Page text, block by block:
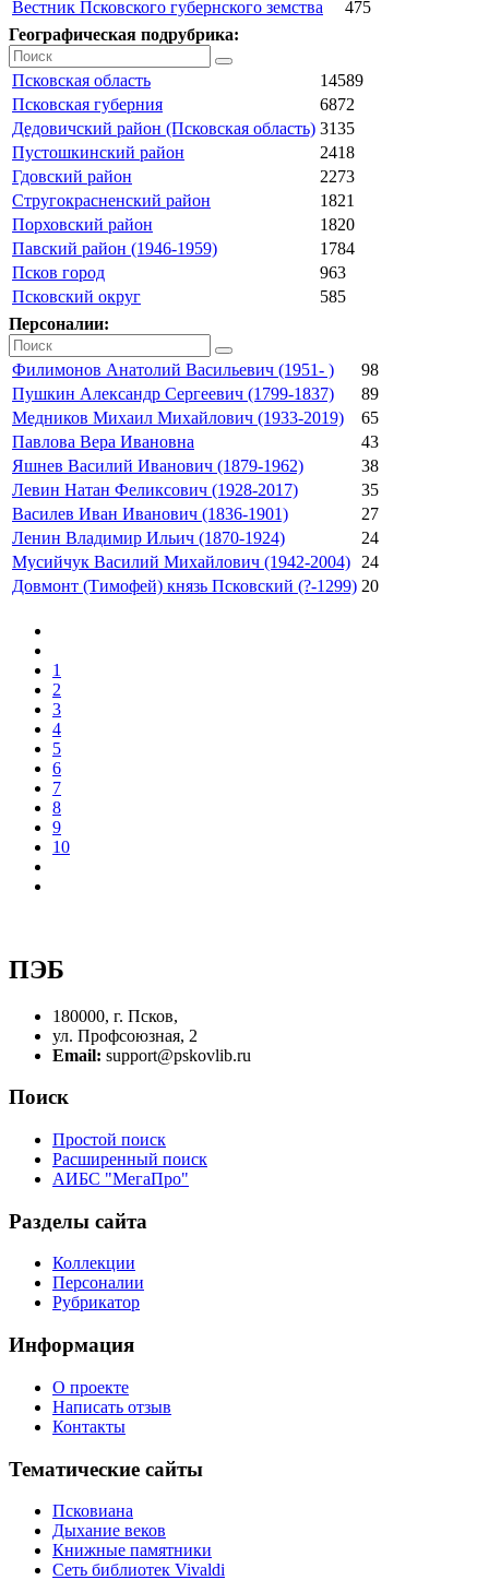
Вестник Псковского губернского земства
475
Географическая подрубрика:
Псковская область
14589
Псковская губерния
6872
Дедовичский район (Псковская область) 3135
Пустошкинский район
2418
Гдовский район
2273
Стругокрасненский район
1821
Порховский район
1820
Павский район (1946-1959)
1784
Псков город
963
Псковский округ
585
Персоналии:
Филимонов Анатолий Васильевич (1951- )
98
Пушкин Александр Сергеевич (1799-1837)
89
Медников Михаил Михайлович (1933-2019)
65
Павлова Вера Ивановна
43
Яшнев Василий Иванович (1879-1962)
38
Левин Натан Феликсович (1928-2017)
35
Василев Иван Иванович (1836-1901)
27
Ленин Владимир Ильич (1870-1924)
24
Мусийчук Василий Михайлович (1942-2004)
24
Довмонт (Тимофей) князь Псковский (?-1299) 20
1
2
3
4
5
6
7
8
9
10
ПЭБ
180000, г. Псков,
ул. Профсоюзная, 2
Email: support@pskovlib.ru
Поиск
Простой поиск
Расширенный поиск
АИБС "МегаПро"
Разделы сайта
Коллекции
Персоналии
Рубрикатор
Информация
О проекте
Написать отзыв
Контакты
Тематические сайты
Псковиана
Дыхание веков
Книжные памятники
Сеть библиотек Vivaldi